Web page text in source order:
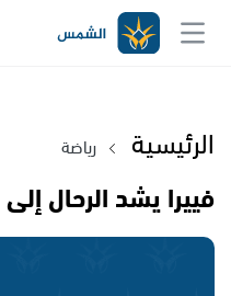
الرئيسية رياضة
فييرا يشد الرحال